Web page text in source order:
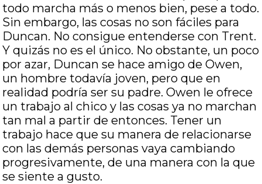
todo marcha más o menos bien, pese a todo.
Sin embargo, las cosas no son fáciles para
Duncan. No consigue entenderse con Trent.
Y quizás no es el único. No obstante, un poco
por azar, Duncan se hace amigo de Owen,
un hombre todavía joven, pero que en
realidad podría ser su padre. Owen le ofrece
un trabajo al chico y las cosas ya no marchan
tan mal a partir de entonces. Tener un
trabajo hace que su manera de relacionarse
con las demás personas vaya cambiando
progresivamente, de una manera con la que
se siente a gusto.